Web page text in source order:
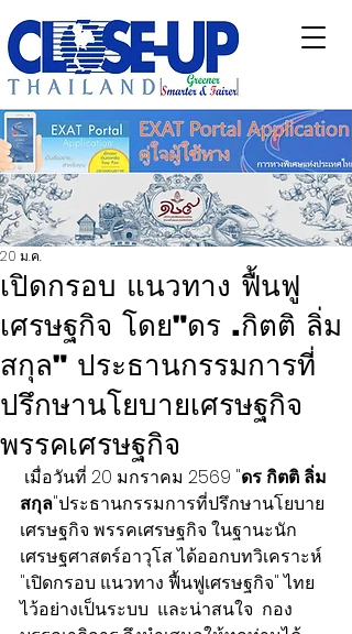
เปิดกรอบ แนวทาง ฟื้นฟู
เศรษฐกิจ โดย"ดร .กิตติ ลิ่ม
สกุล" ประธานกรรมการที่
ปรึกษานโยบายเศรษฐกิจ
พรรคเศรษฐกิจ
20 ม.ค.
เมื่อวันที่ 20 มกราคม 2569 "ดร กิตติ ลิ่ม
สกุล"ประธานกรรมการที่ปรึกษานโยบาย
เศรษฐกิจ พรรคเศรษฐกิจ ในฐานะนัก
เศรษฐศาสตร์อาวุโส ได้ออกบทวิเคราะห์
"เปิดกรอบ แนวทาง ฟื้นฟูเศรษฐกิจ" ไทย
ไว้อย่างเป็นระบบ  และน่าสนใจ  กอง